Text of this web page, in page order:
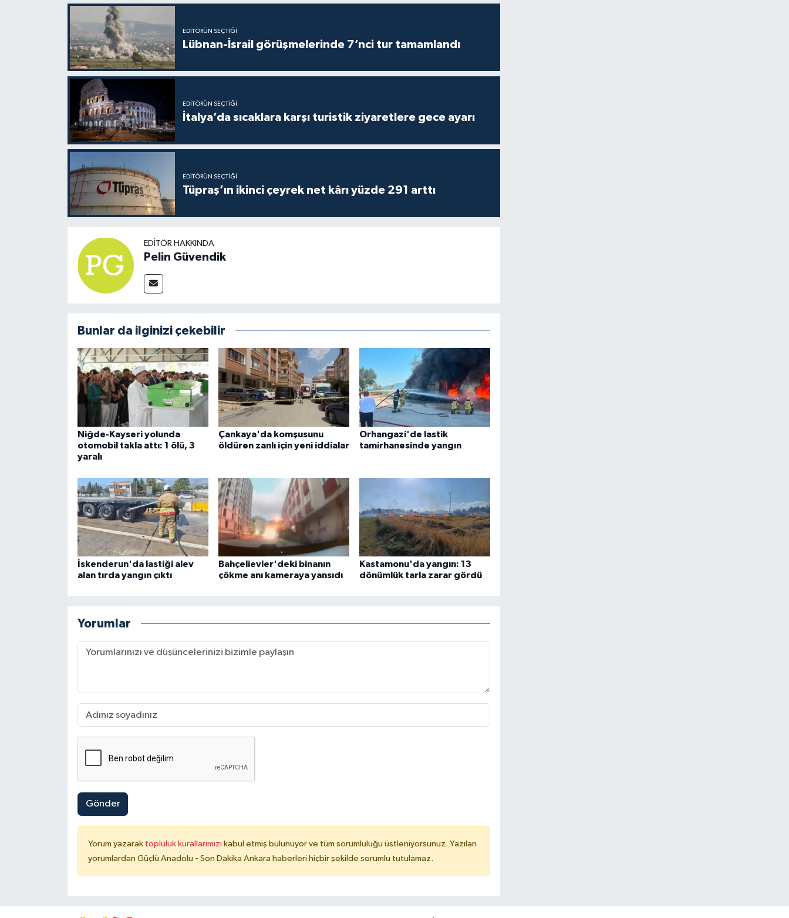
EDITÖRÜN SEÇTIĞI
Lübnan-İsrail görüşmelerinde 7’nci tur tamamlandı
EDITÖRÜN SEÇTIĞI
İtalya’da sıcaklara karşı turistik ziyaretlere gece ayarı
EDITÖRÜN SEÇTIĞI
Tüpraş’ın ikinci çeyrek net kârı yüzde 291 arttı
EDITÖR HAKKINDA
Pelin Güvendik
Bunlar da ilginizi çekebilir
Niğde-Kayseri yolunda
otomobil takla attı: 1 ölü, 3
yaralı
Çankaya'da komşusunu
öldüren zanlı için yeni iddialar
Orhangazi'de lastik
tamirhanesinde yangın
İskenderun'da lastiği alev
alan tırda yangın çıktı
Bahçelievler'deki binanın
çökme anı kameraya yansıdı
Kastamonu'da yangın: 13
dönümlük tarla zarar gördü
Yorumlar
Gönder
Yorum yazarak topluluk kurallarımızı kabul etmiş bulunuyor ve tüm sorumluluğu üstleniyorsunuz. Yazılan
yorumlardan Güçlü Anadolu - Son Dakika Ankara haberleri hiçbir şekilde sorumlu tutulamaz.